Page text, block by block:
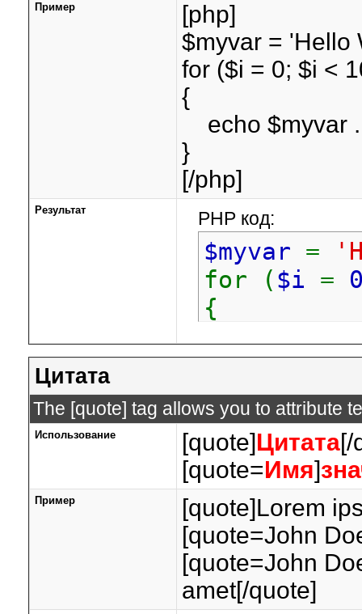
Пример
[php]
$myvar = 'Hello
for ($i = 0; $i <
{
echo $myvar
}
[/php]
Результат PHP код:
$myvar =
for ( $i =
{
echo
}
Цитата
The [quote] tag allows you to attribute
Использование [quote]Цитата[/
[quote=Имя]
Пример
[quote]Lorem
[quote=John
[quote=John
amet[/quote]